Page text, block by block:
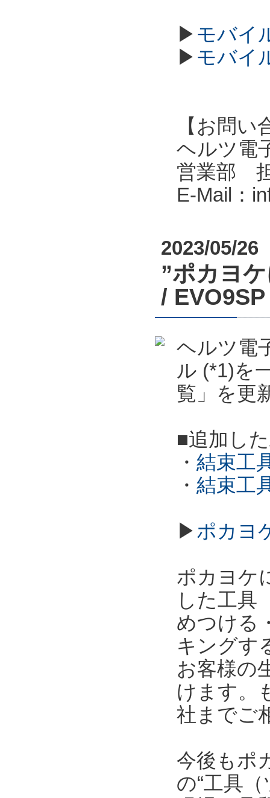
▶ モバイ
▶ モバイ
【お問い
ヘルツ電
営業部
E-Mail：
2023/05/26
”ポカヨ
/
ヘルツ電
ル (*1)を
覧」を更
■追加し
・ 結束工
・ 結束工
▶ポカヨ
ポカヨケ
した工具
めつける
キングす
お客様の
けます。
社までご
今後もポ
の“工具